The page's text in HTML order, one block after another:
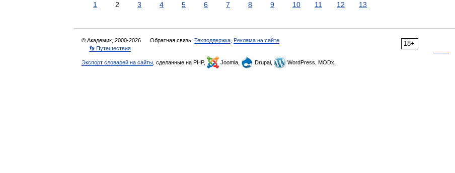
1 2 3 4 5 6 7 8 9 10 11 12 13
18+
© Академик, 2000-2026 Обратная связь: Техподдержка Реклама на сайте
👣 Путешествия
Экспорт словарей на сайты , сделанные на PHP, Joomla, Drupal, WordPress, MODx.